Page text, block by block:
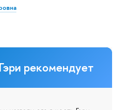
рекомендует